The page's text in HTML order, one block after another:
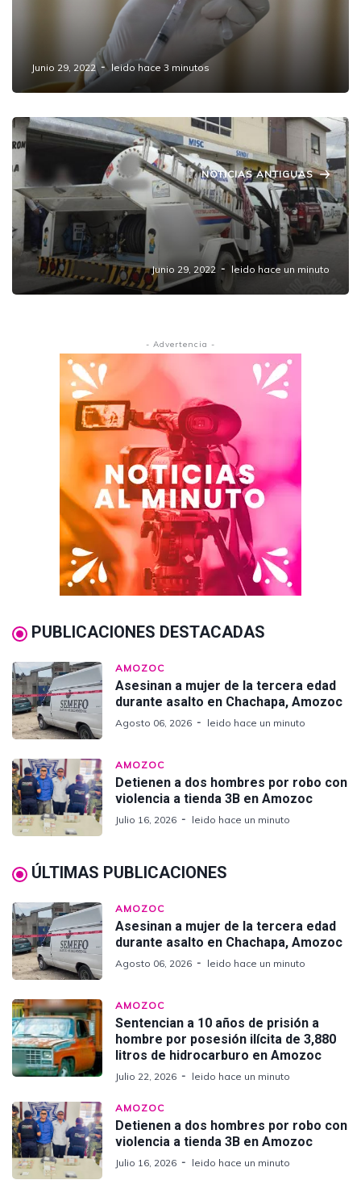
Anuncia Salud cambio de horario en jornada
de vacunación del jueves 30 de junio
Junio 29, 2022 leido hace 3 minutos
NOTICIAS ANTIGUAS
Detiene Policía Estatal a persona en
posesión presuntamente ilegal de gas L.P. en
Amozoc
Junio 29, 2022 leido hace un minuto
- Advertencia -
PUBLICACIONES DESTACADAS
AMOZOC
Asesinan a mujer de la tercera edad
durante asalto en Chachapa, Amozoc
Agosto 06, 2026 leido hace un minuto
AMOZOC
Detienen a dos hombres por robo con
violencia a tienda 3B en Amozoc
Julio 16, 2026 leido hace un minuto
ÚLTIMAS PUBLICACIONES
AMOZOC
Asesinan a mujer de la tercera edad
durante asalto en Chachapa, Amozoc
Agosto 06, 2026 leido hace un minuto
AMOZOC
Sentencian a 10 años de prisión a
hombre por posesión ilícita de 3,880
litros de hidrocarburo en Amozoc
Julio 22, 2026 leido hace un minuto
AMOZOC
Detienen a dos hombres por robo con
violencia a tienda 3B en Amozoc
Julio 16, 2026 leido hace un minuto